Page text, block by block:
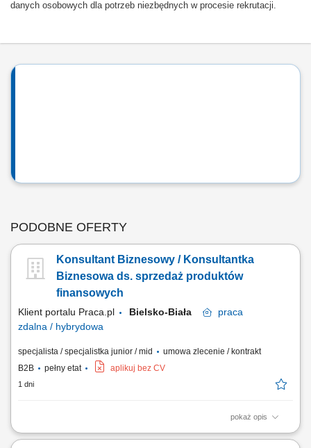
danych osobowych dla potrzeb niezbędnych w procesie rekrutacji.
PODOBNE OFERTY
Konsultant Biznesowy / Konsultantka
Biznesowa ds. sprzedaż produktów
finansowych
Klient portalu Praca.pl Bielsko-Biała
praca
zdalna / hybrydowa
specjalista / specjalistka junior / mid
umowa zlecenie / kontrakt
B2B
pełny etat aplikuj bez CV
1 dni
pokaż opis
Pozyskiwanie klientów biznesowych i sprzedaż produktów finansowych